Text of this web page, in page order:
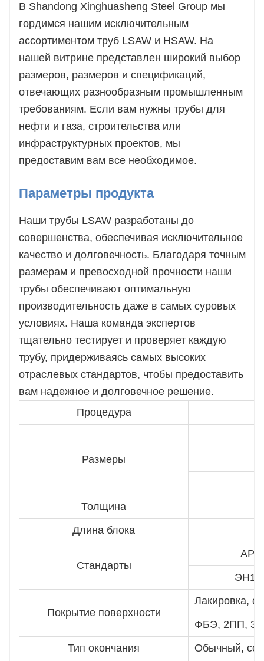
В Shandong Xinghuasheng Steel Group мы
гордимся нашим исключительным
ассортиментом труб LSAW и HSAW. На
нашей витрине представлен широкий выбор
размеров, размеров и спецификаций,
отвечающих разнообразным промышленным
требованиям. Если вам нужны трубы для
нефти и газа, строительства или
инфраструктурных проектов, мы
предоставим вам все необходимое.
Параметры продукта
Наши трубы LSAW разработаны до
совершенства, обеспечивая исключительное
качество и долговечность. Благодаря точным
размерам и превосходной прочности наши
трубы обеспечивают оптимальную
производительность даже в самых суровых
условиях. Наша команда экспертов
тщательно тестирует и проверяет каждую
трубу, придерживаясь самых высоких
отраслевых стандартов, чтобы предоставить
вам надежное и долговечное решение.
Процедура
Размеры
Толщина
Длина блока
Стандарты
API
Покрытие поверхности
Лакировка,
ФБЭ, 2ПП,
Тип окончания
Обычный, со